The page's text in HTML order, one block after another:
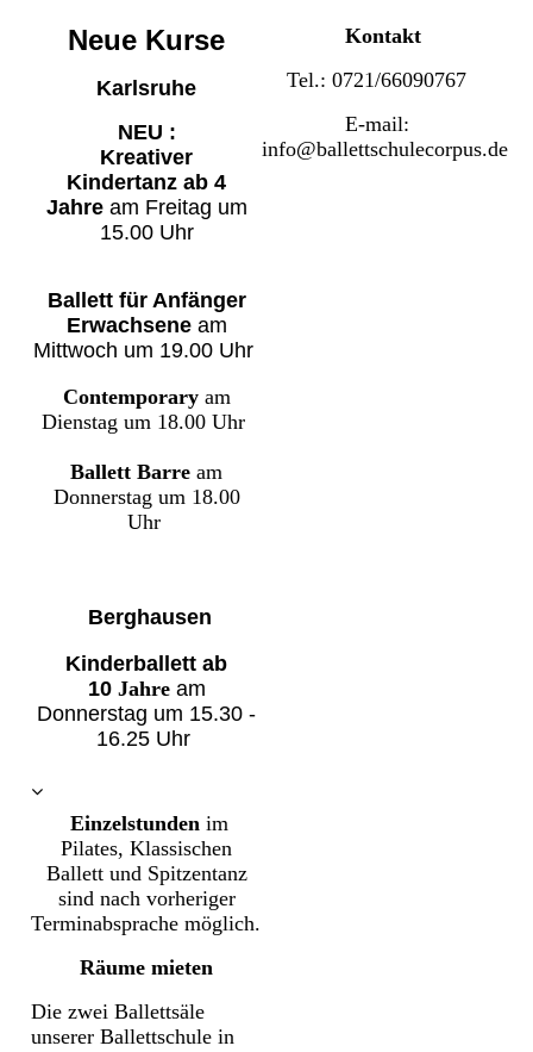
Neue Kurse
Karlsruhe
NEU :
Kreativer
Kindertanzab 4
Jahre am Freitag um
15.00 Uhr
Ballett für Anfänger
Erwachseneam
Mittwoch um 19.00 Uhr
Contemporary am
Dienstag um 18.00 Uhr
Ballett Barre am
Donnerstag um 18.00
Uhr
Berghausen
Kinderballettab
10 Jahre am
Donnerstag um 15.30 -
16.25 Uhr
Einzelstunden im
Pilates, Klassischen
Ballett und Spitzentanz
sind nach vorheriger
Terminabsprachemöglich.
Kontakt
Tel.: 0721/66090767
E-mail:
info@ballettschulecorpus.de
Räume mieten
Die zwei Ballettsäle
unserer Ballettschule in